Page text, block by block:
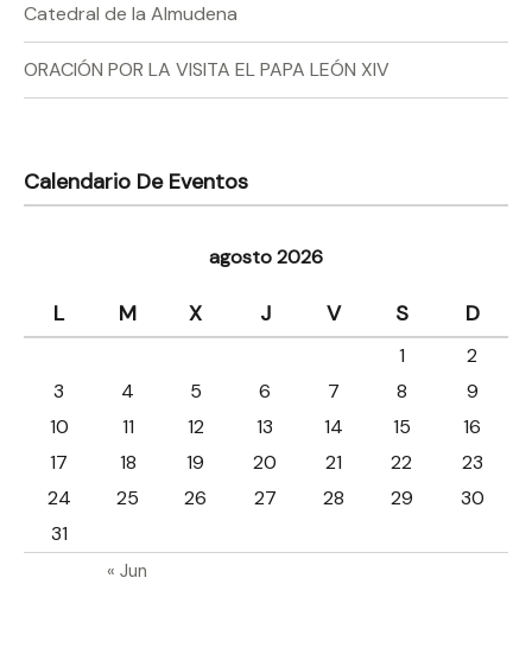
Catedral de la Almudena
ORACIÓN POR LA VISITA EL PAPA LEÓN XIV
Calendario De Eventos
agosto 2026
L M X J V S D
« Jun
1
2
3
4 5 6 7 8
9
10
11 12 13 14 15
16
17
18 19 20 21 22
23
24
25 26 27 28 29
30
31